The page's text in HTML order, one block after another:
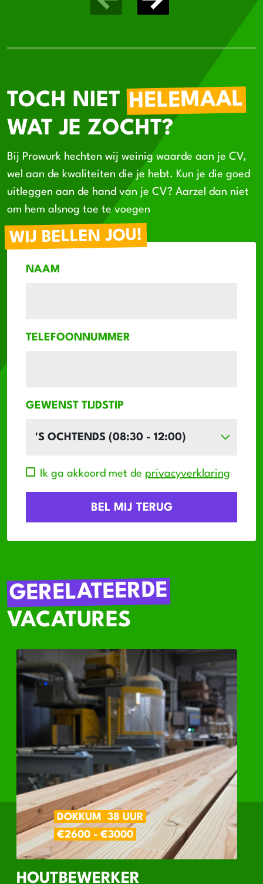
TOCH NIETHELEMAAL
WAT JE ZOCHT?
Bij Prowurk hechten wij weinig waarde aan je CV,
wel aan de kwaliteiten die je hebt. Kun je die goed
uitleggen aan de hand van je CV? Aarzel dan niet
om hem alsnog toe te voegen
WIJ BELLEN JOU!
NAAM
TELEFOONNUMMER
GEWENST TIJDSTIP
Ik ga akkoord met de privacyverklaring
GERELATEERDE
VACATURES
DOKKUM
38 UUR
€2600 - €3000
HOUTBEWERKER